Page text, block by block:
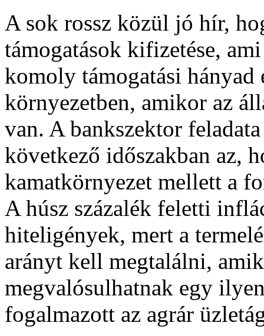
A sok rossz közül jó hír,
támogatások kifizetése,
komoly támogatási hányad
környezetben, amikor az
van. A bankszektor
következő időszakban az,
kamatkörnyezet mellett a
A húsz százalék feletti
hiteligények, mert a
arányt kell megtalálni,
megvalósulhatnak egy
fogalmazott az agrár